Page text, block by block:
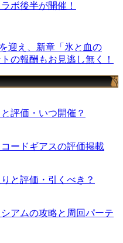
ボ後半が開催！
迎え、新章「氷と血の
の報酬もお見逃し無く！
評価・いつ開催？
ードギアスの評価掲載
と評価・引くべき？
アムの攻略と周回パーテ